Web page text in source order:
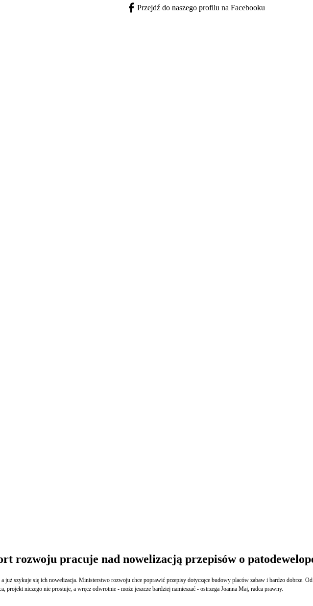
Facebook - otwiera się w nowej karcie
Przejdź do naszego profilu na Facebooku
rozwoju pracuje nad nowelizacją przepisów o
już szykuje się ich nowelizacja. Ministerstwo rozwoju chce poprawić przepisy dotyczące budowy placów zabaw i bardzo dobrze.
niczego nie prostuje, a wręcz odwrotnie - może jeszcze bardziej namieszać - ostrzega Joanna Maj, radca prawny.